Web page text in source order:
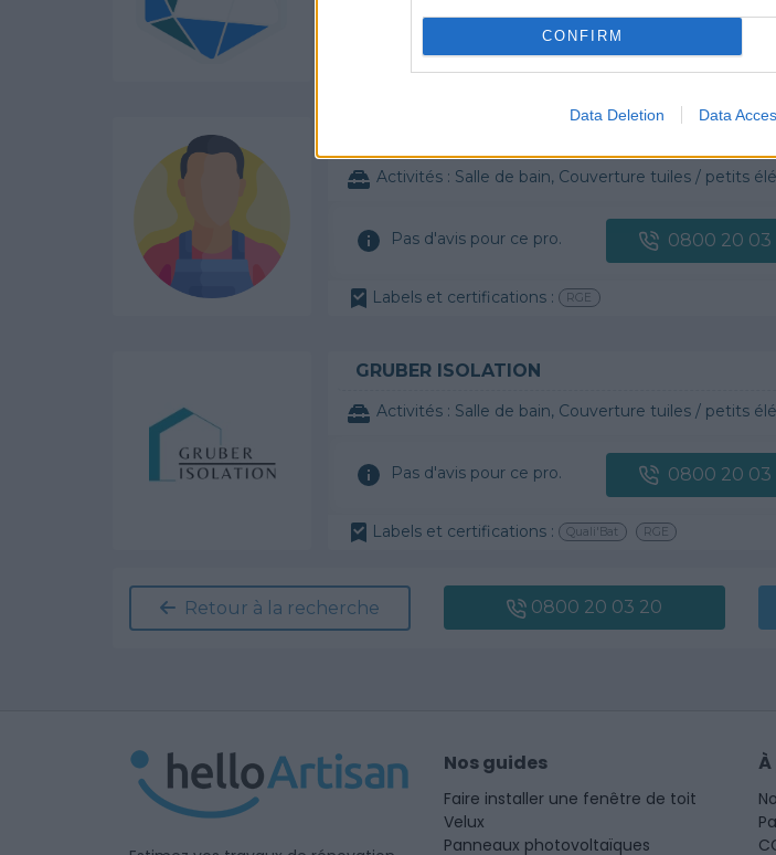
CONFIRM
Data Deletion Data
Labels et certifications :
Activités : Salle de bain, Couverture tuiles / petits éléments, Isolation thermique des murs intérieurs, Alarme,
Pas d'avis pour ce pro. 0800 20 03
Labels et certifications : RGE
GRUBER ISOLATION
Activités : Salle de bain, Couverture tuiles / petits éléments, Isolation
Pas d'avis pour ce pro. 0800 20 03
Labels et certifications : Quali'Bat RGE
Retour à la recherche 0800 20 03 20
Nos guides
Faire installer une fenêtre de toit
Velux
Panneaux photovoltaïques